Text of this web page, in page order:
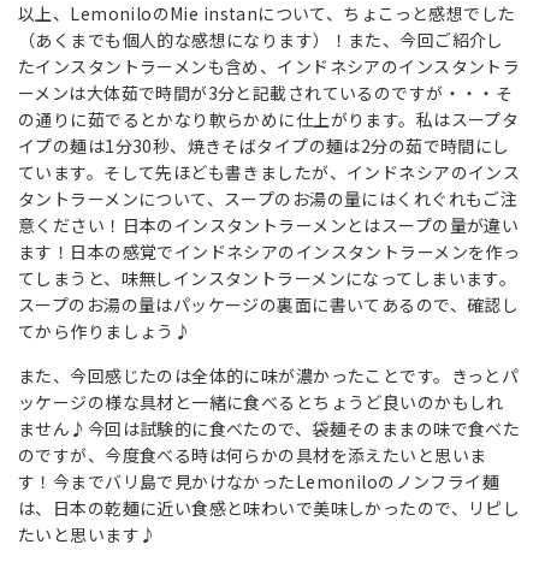
以上、LemoniloのMie instanについて、ちょこっと感想でした
（あくまでも個人的な感想になります）
！また、今回ご紹介し
たインスタントラーメンも含め、インドネシアのインスタントラ
ーメンは大体茹で時間が3分と記載されているのですが・・・そ
の通りに茹でるとかなり軟らかめに仕上がります。私はスープタ
イプの麺は1分30秒、焼きそばタイプの麺は2分の茹で時間にし
ています。そして先ほども書きましたが、インドネシアのインス
タントラーメンについて、スープのお湯の量にはくれぐれもご注
意ください！日本のインスタントラーメンとはスープの量が違い
ます！日本の感覚でインドネシアのインスタントラーメンを作っ
てしまうと、味無しインスタントラーメンになってしまいます。
スープのお湯の量はパッケージの裏面に書いてあるので、確認し
てから作りましょう♪
また、今回感じたのは全体的に味が濃かったことです。きっとパ
ッケージの様な具材と一緒に食べるとちょうど良いのかもしれ
ません♪今回は試験的に食べたので、袋麺そのままの味で食べた
のですが、今度食べる時は何らかの具材を添えたいと思いま
す！今までバリ島で見かけなかったLemoniloの ノンフライ麺
は、日本の乾麺に近い食感と味わいで美味しかったので、リピし
たいと思います♪